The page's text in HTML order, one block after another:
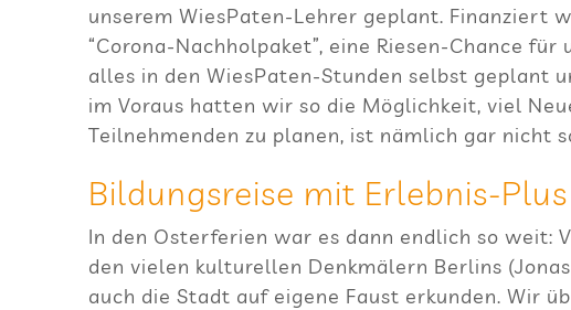
unse­rem Wie­sPa­ten-Leh­rer geplant. Finan­ziert
“Corona-Nach­hol­pa­ket”, eine Rie­sen-Chance
alles in den Wie­sPa­ten-Stun­den selbst geplant
im Vor­aus hat­ten wir so die Mög­lich­keit, viel
Teil­neh­men­den zu pla­nen, ist näm­lich gar nicht
Bil­dungs­reise mit Erlebnis-Plus
In den Oster­fe­rien war es dann end­lich so weit:
den vie­len kul­tu­rel­len Denk­mä­lern Ber­lins
auch die Stadt auf eigene Faust erkun­den. Wir